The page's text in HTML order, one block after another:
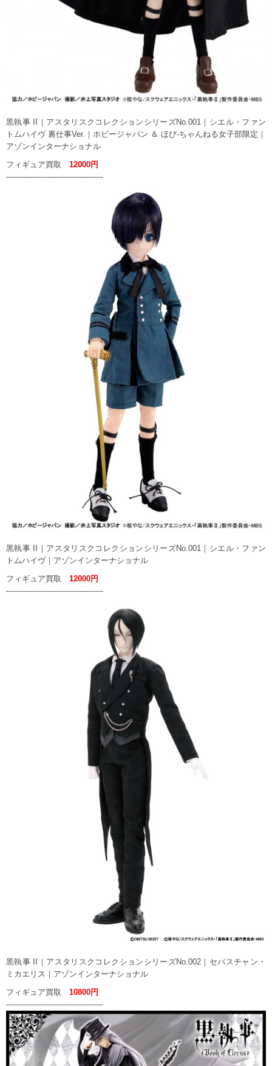
黒執事 II｜アスタリスクコレクションシリーズNo.001｜シエル・ファン
トムハイヴ 裏仕事Ver.｜ホビージャパン ＆ ほび-ちゃんねる女子部限定｜
アゾンインターナショナル
フィギュア買取 12000円
----------------------------------------
黒執事 II｜アスタリスクコレクションシリーズNo.001｜シエル・ファン
トムハイヴ｜アゾンインターナショナル
フィギュア買取 12000円
----------------------------------------
黒執事 II｜アスタリスクコレクションシリーズNo.002｜セバスチャン・
ミカエリス｜アゾンインターナショナル
フィギュア買取 10800円
----------------------------------------